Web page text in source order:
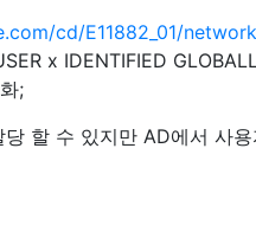
cd/E11882_01/
x IDENTIFIED
;
할 수 있지만 AD에서 사